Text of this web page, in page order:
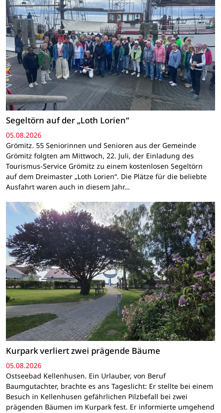
Segeltörn auf der „Loth Lorien“
05.08.2026
Grömitz. 55 Seniorinnen und Senioren aus der Gemeinde
Grömitz folgten am Mittwoch, 22. Juli, der Einladung des
Tourismus-Service Grömitz zu einem kostenlosen Segeltörn
auf dem Dreimaster „Loth Lorien“. Die Plätze für die beliebte
Ausfahrt waren auch in diesem Jahr…
Kurpark verliert zwei prägende Bäume
05.08.2026
Ostseebad Kellenhusen. Ein Urlauber, von Beruf
Baumgutachter, brachte es ans Tageslicht: Er stellte bei einem
Besuch in Kellenhusen gefährlichen Pilzbefall bei zwei
prägenden Bäumen im Kurpark fest. Er informierte umgehend